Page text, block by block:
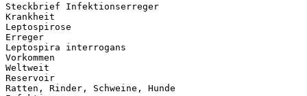
Steckbrief Infektionserreger
Krankheit
Leptospirose
Erreger
Leptospira interrogans
Vorkommen
Weltweit
Reservoir
Ratten, Rinder, Schweine, Hunde